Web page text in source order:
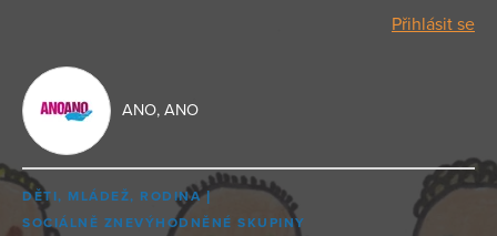
Přihlásit se
ANO, ANO
DĚTI, MLÁDEŽ, RODINA
SOCIÁLNĚ ZNEVÝHODNĚNÉ SKUPINY